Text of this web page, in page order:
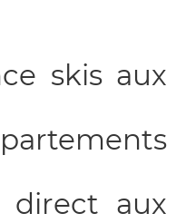
skis aux
direct aux